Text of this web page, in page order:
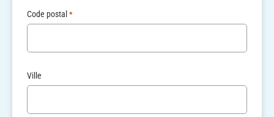
Code postal *
Ville